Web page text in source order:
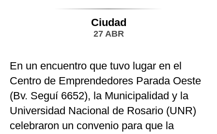
Ciudad
27 ABR
En un encuentro que tuvo lugar en el
Centro de Emprendedores Parada Oeste
(Bv. Seguí 6652), la Municipalidad y la
Universidad Nacional de Rosario (UNR)
celebraron un convenio para que la